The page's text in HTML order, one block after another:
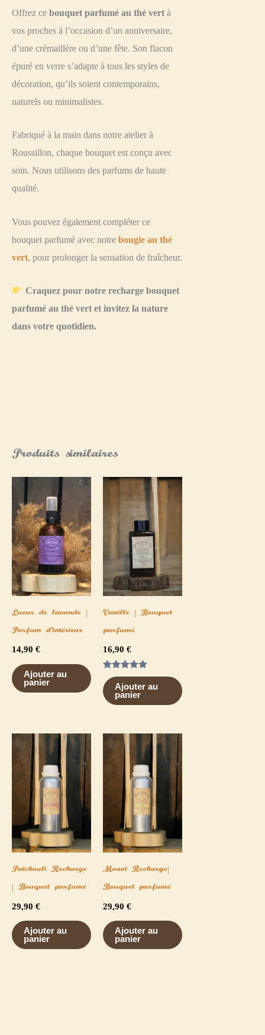
Offrez ce bouquet parfumé au thé vert à
vos proches à l’occasion d’un anniversaire,
d’une crémaillère ou d’une fête. Son flacon
épuré en verre s’adapte à tous les styles de
décoration, qu’ils soient contemporains,
naturels ou minimalistes.
Fabriqué à la main dans notre atelier à
Roussillon, chaque bouquet est conçu avec
soin. Nous utilisons des parfums de haute
qualité.
Vous pouvez également compléter ce
bouquet parfumé avec notre bougie au thé
vert, pour prolonger la sensation de fraîcheur.
Craquez pour notre recharge bouquet
parfumé au thé vert et invitez la nature
dans votre quotidien.
Produits similaires
Lueur de lavande |
Parfum d’intérieur
14,90 €
Ajouter au
panier
Vanille | Bouquet
parfumé
16,90 €
Note
5.00
sur 5
Ajouter au
panier
Patchouli Recharge
| Bouquet parfumé
29,90 €
Ajouter au
panier
Monoï Recharge|
Bouquet parfumé
29,90 €
Ajouter au
panier